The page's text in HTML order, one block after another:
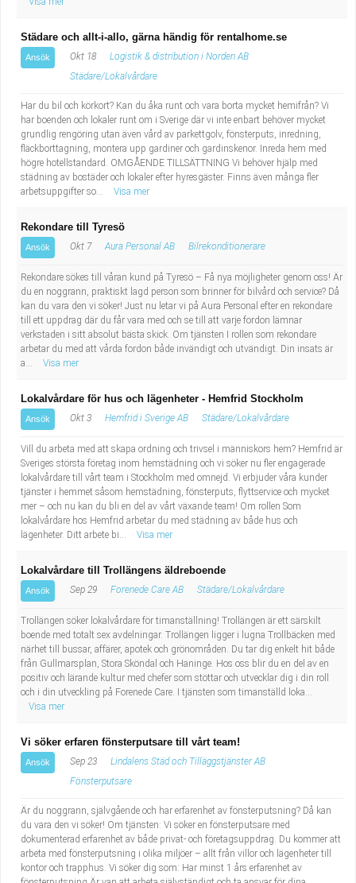
Städare och allt-i-allo, gärna händig för rentalhome.se
Ansök Okt 18
Logistik & distribution i Norden AB
Städare/Lokalvårdare
Har du bil och körkort? Kan du åka runt och vara borta mycket hemifrån? Vi
har boenden och lokaler runt om i Sverige där vi inte enbart behöver mycket
grundlig rengöring utan även vård av parkettgolv, fönsterputs, inredning,
fläckborttagning, montera upp gardiner och gardinskenor. Inreda hem med
högre hotellstandard. OMGÅENDE TILLSÄTTNING Vi behöver hjälp med
städning av bostäder och lokaler efter hyresgäster. Finns även många fler
arbetsuppgifter so...
Visa mer
Rekondare till Tyresö
Ansök Okt 7 Aura Personal AB Bilrekonditionerare
Rekondare sökes till våran kund på Tyresö – Få nya möjligheter genom oss! Är
du en noggrann, praktiskt lagd person som brinner för bilvård och service? Då
kan du vara den vi söker! Just nu letar vi på Aura Personal efter en rekondare
till ett uppdrag där du får vara med och se till att varje fordon lämnar
verkstaden i sitt absolut bästa skick. Om tjänsten I rollen som rekondare
arbetar du med att vårda fordon både invändigt och utvändigt. Din insats är
a...
Visa mer
Lokalvårdare för hus och lägenheter - Hemfrid Stockholm
Ansök Okt 3 Hemfrid i Sverige AB Städare/Lokalvårdare
Vill du arbeta med att skapa ordning och trivsel i människors hem? Hemfrid är
Sveriges största företag inom hemstädning och vi söker nu fler engagerade
lokalvårdare till vårt team i Stockholm med omnejd. Vi erbjuder våra kunder
tjänster i hemmet såsom hemstädning, fönsterputs, flyttservice och mycket
mer – och nu kan du bli en del av vårt växande team! Om rollen Som
lokalvårdare hos Hemfrid arbetar du med städning av både hus och
lägenheter. Ditt arbete bi...
Visa mer
Lokalvårdare till Trollängens äldreboende
Ansök Sep 29 Forenede Care AB Städare/Lokalvårdare
Trollängen söker lokalvårdare för timanställning! Trollängen är ett särskilt
boende med totalt sex avdelningar. Trollängen ligger i lugna Trollbäcken med
närhet till bussar, affärer, apotek och grönområden. Du tar dig enkelt hit både
från Gullmarsplan, Stora Sköndal och Haninge. Hos oss blir du en del av en
positiv och lärande kultur med chefer som stöttar och utvecklar dig i din roll
och i din utveckling på Forenede Care. I tjänsten som timanställd loka...
Visa mer
Vi söker erfaren fönsterputsare till vårt team!
Ansök Sep 23
Lindalens Städ och Tilläggstjänster AB
Fönsterputsare
Är du noggrann, självgående och har erfarenhet av fönsterputsning? Då kan
du vara den vi söker! Om tjänsten: Vi söker en fönsterputsare med
dokumenterad erfarenhet av både privat- och företagsuppdrag. Du kommer att
arbeta med fönsterputsning i olika miljöer – allt från villor och lägenheter till
kontor och trapphus. Vi söker dig som: Har minst 1 års erfarenhet av